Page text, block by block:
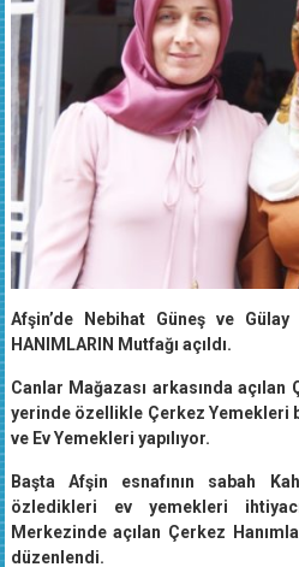
Afşin’de Nebihat Güneş ve Gülay
HANIMLARIN Mutfağı açıldı.
Canlar Mağazası arkasında açılan
yerinde özellikle Çerkez Yemekleri
ve Ev Yemekleri yapılıyor.
Başta Afşin esnafının sabah
özledikleri ev yemekleri
Merkezinde açılan Çerkez
düzenlendi.